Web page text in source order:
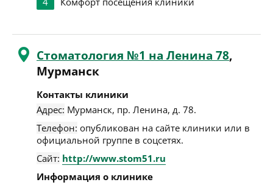
Стоматология №1 на Ленина 78,
Мурманск
Контакты клиники
Адрес: Мурманск, пр. Ленина, д. 78.
Телефон: опубликован на сайте клиники или в
официальной группе в соцсетях.
Сайт: http://www.stom51.ru
Информация о клинике